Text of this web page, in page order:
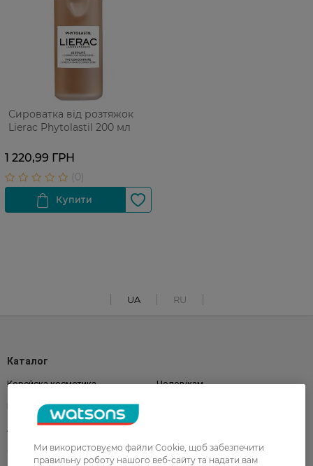
Сироватка від розтяжок
Lierac Phytolastil 200 мл
1 220,99 ГРН
UA RU
Каталог
Корейска косметика Чоловікам
Парфуми
Акції
Обличчя Тіло
Ми використовуємо файли Cookie, щоб забезпечити
правильну роботу нашого веб-сайту та надати вам